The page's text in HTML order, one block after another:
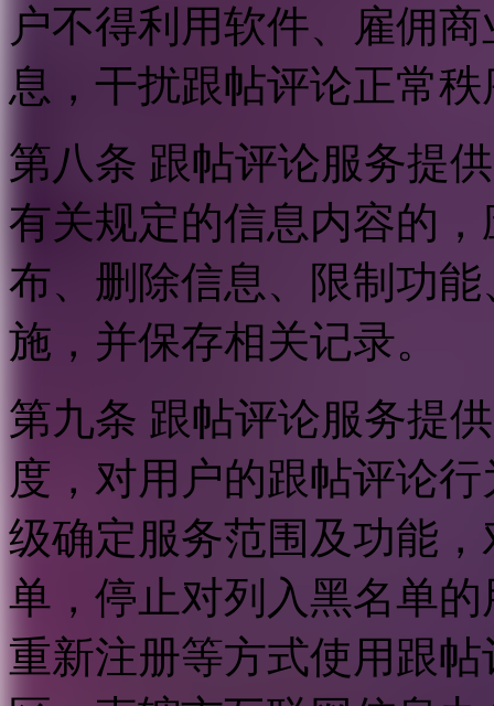
户不得利用软件、雇佣
息，干扰跟帖评论正常
第八条 跟帖评论服务提
有关规定的信息内容的
布、删除信息、限制功
施，并保存相关记录。
第九条 跟帖评论服务提
度，对用户的跟帖评论
级确定服务范围及功能
单，停止对列入黑名单
重新注册等方式使用跟